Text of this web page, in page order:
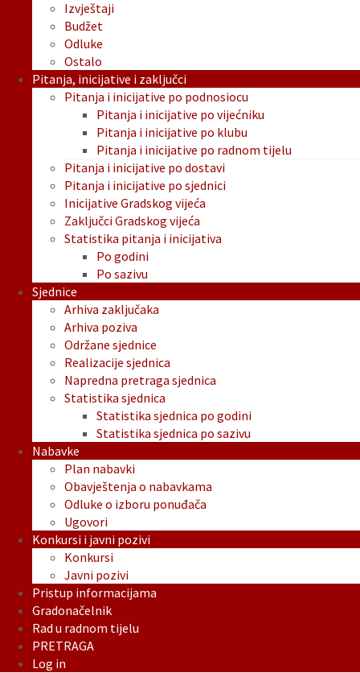
Izvještaji
Budžet
Odluke
Ostalo
Pitanja, inicijative i zaključci
Pitanja i inicijative po podnosiocu
Pitanja i inicijative po vijećniku
Pitanja i inicijative po klubu
Pitanja i inicijative po radnom tijelu
Pitanja i inicijative po dostavi
Pitanja i inicijative po sjednici
Inicijative Gradskog vijeća
Zaključci Gradskog vijeća
Statistika pitanja i inicijativa
Po godini
Po sazivu
Sjednice
Arhiva zaključaka
Arhiva poziva
Održane sjednice
Realizacije sjednica
Napredna pretraga sjednica
Statistika sjednica
Statistika sjednica po godini
Statistika sjednica po sazivu
Nabavke
Plan nabavki
Obavještenja o nabavkama
Odluke o izboru ponuđača
Ugovori
Konkursi i javni pozivi
Konkursi
Javni pozivi
Pristup informacijama
Gradonačelnik
Rad u radnom tijelu
PRETRAGA
Log in